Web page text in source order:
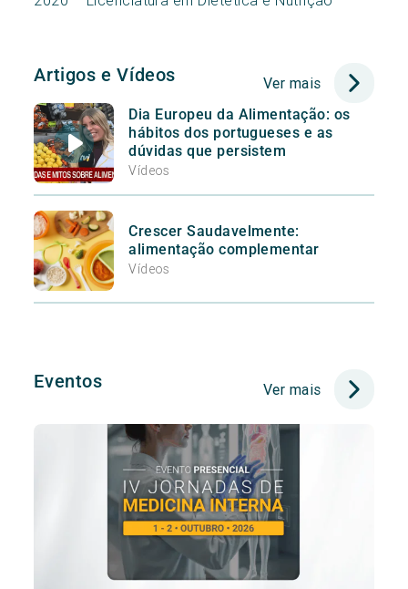
Artigos e Vídeos Ver mais
Dia Europeu da Alimentação: os
hábitos dos portugueses e as
dúvidas que persistem
Vídeos
Crescer Saudavelmente:
alimentação complementar
Vídeos
Eventos Ver mais